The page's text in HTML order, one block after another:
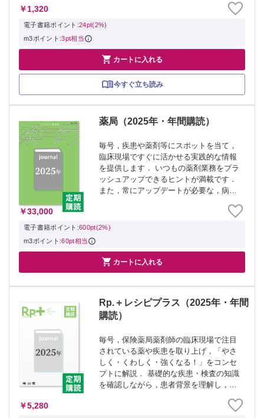
代謝機能をもっているほか，子どもなり
の認識力を使って，受診時や来局時の状
￥1,320
電子書籍ポイント:24pt(2%)
m3ポイント:3pt相当
 カートに入れる
今すぐ立ち読み
薬局（2025年・年間購読）
毎号，疾患や薬剤等にスポットを当て，
臨床現場ですぐに活かせる実践的な情報
を提供します． いつもの薬剤業務をブラ
ッシュアップできるヒントが満載です．
また，常にアップデートが必要な，病気
Vol.76 No.1 薬剤師の情報福...
￥33,000
電子書籍ポイント:600pt(2%)
m3ポイント:60pt相当
 カートに入れる
Rp.＋レシピプラス（2025年・年間
購読）
毎号，保険薬局薬剤師の臨床現場で注目
されている薬や疾患を取り上げ，「やさ
しく・くわしく・強くなる！」をコンセ
プトに解説． 基礎的な疾患・検査の知識
を確認しながら，患者背景を理解し，
けます．オールカラーでみやすい人気の
￥5,280